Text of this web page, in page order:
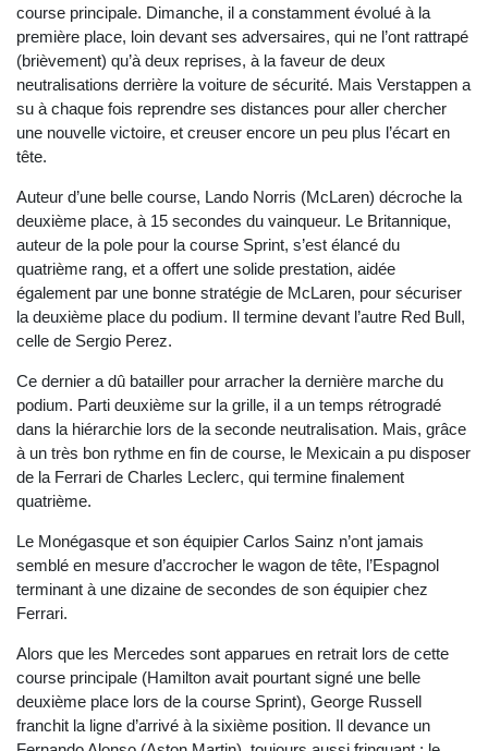
course principale. Dimanche, il a constamment évolué à la
première place, loin devant ses adversaires, qui ne l’ont rattrapé
(brièvement) qu’à deux reprises, à la faveur de deux
neutralisations derrière la voiture de sécurité. Mais Verstappen a
su à chaque fois reprendre ses distances pour aller chercher
une nouvelle victoire, et creuser encore un peu plus l’écart en
tête.
Auteur d’une belle course, Lando Norris (McLaren) décroche la
deuxième place, à 15 secondes du vainqueur. Le Britannique,
auteur de la pole pour la course Sprint, s’est élancé du
quatrième rang, et a offert une solide prestation, aidée
également par une bonne stratégie de McLaren, pour sécuriser
la deuxième place du podium. Il termine devant l’autre Red Bull,
celle de Sergio Perez.
Ce dernier a dû batailler pour arracher la dernière marche du
podium. Parti deuxième sur la grille, il a un temps rétrogradé
dans la hiérarchie lors de la seconde neutralisation. Mais, grâce
à un très bon rythme en fin de course, le Mexicain a pu disposer
de la Ferrari de Charles Leclerc, qui termine finalement
quatrième.
Le Monégasque et son équipier Carlos Sainz n’ont jamais
semblé en mesure d’accrocher le wagon de tête, l’Espagnol
terminant à une dizaine de secondes de son équipier chez
Ferrari.
Alors que les Mercedes sont apparues en retrait lors de cette
course principale (Hamilton avait pourtant signé une belle
deuxième place lors de la course Sprint), George Russell
franchit la ligne d’arrivé à la sixième position. Il devance un